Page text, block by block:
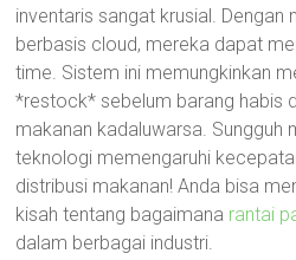
inventaris sangat krusial. Dengan
berbasis cloud, mereka dapat
time. Sistem ini memungkinkan
*restock* sebelum barang habis
makanan kadaluwarsa. Sungguh
teknologi memengaruhi
distribusi makanan! Anda bisa
kisah tentang bagaimana rantai
dalam berbagai industri.